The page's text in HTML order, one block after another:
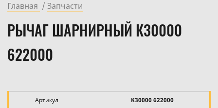
Главная Запчасти
РЫЧАГ ШАРНИРНЫЙ К30000
622000
Артикул K30000 622000